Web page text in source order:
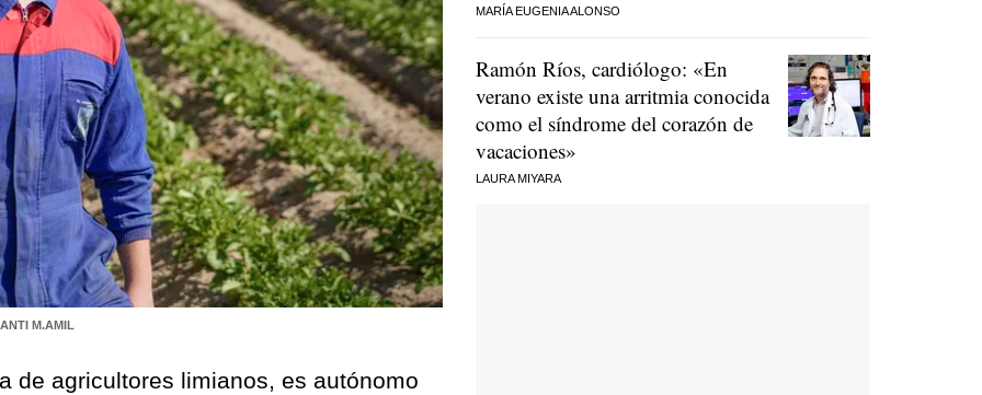
M.AMIL
de agricultores limianos, es autónomo
MARÍA EUGENIA ALONSO
Ramón Ríos, cardiólogo: «En
verano existe una arritmia conocida
como el síndrome del corazón de
vacaciones»
LAURA MIYARA